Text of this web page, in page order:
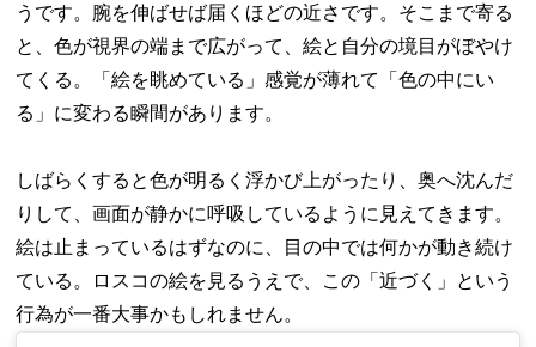
うです。腕を伸ばせば届くほどの近さです。そこまで寄る
と、色が視界の端まで広がって、絵と自分の境目がぼやけ
てくる。「絵を眺めている」感覚が薄れて「色の中にい
る」に変わる瞬間があります。
しばらくすると色が明るく浮かび上がったり、奥へ沈んだ
りして、画面が静かに呼吸しているように見えてきます。
絵は止まっているはずなのに、目の中では何かが動き続け
ている。ロスコの絵を見るうえで、この「近づく」という
行為が一番大事かもしれません。